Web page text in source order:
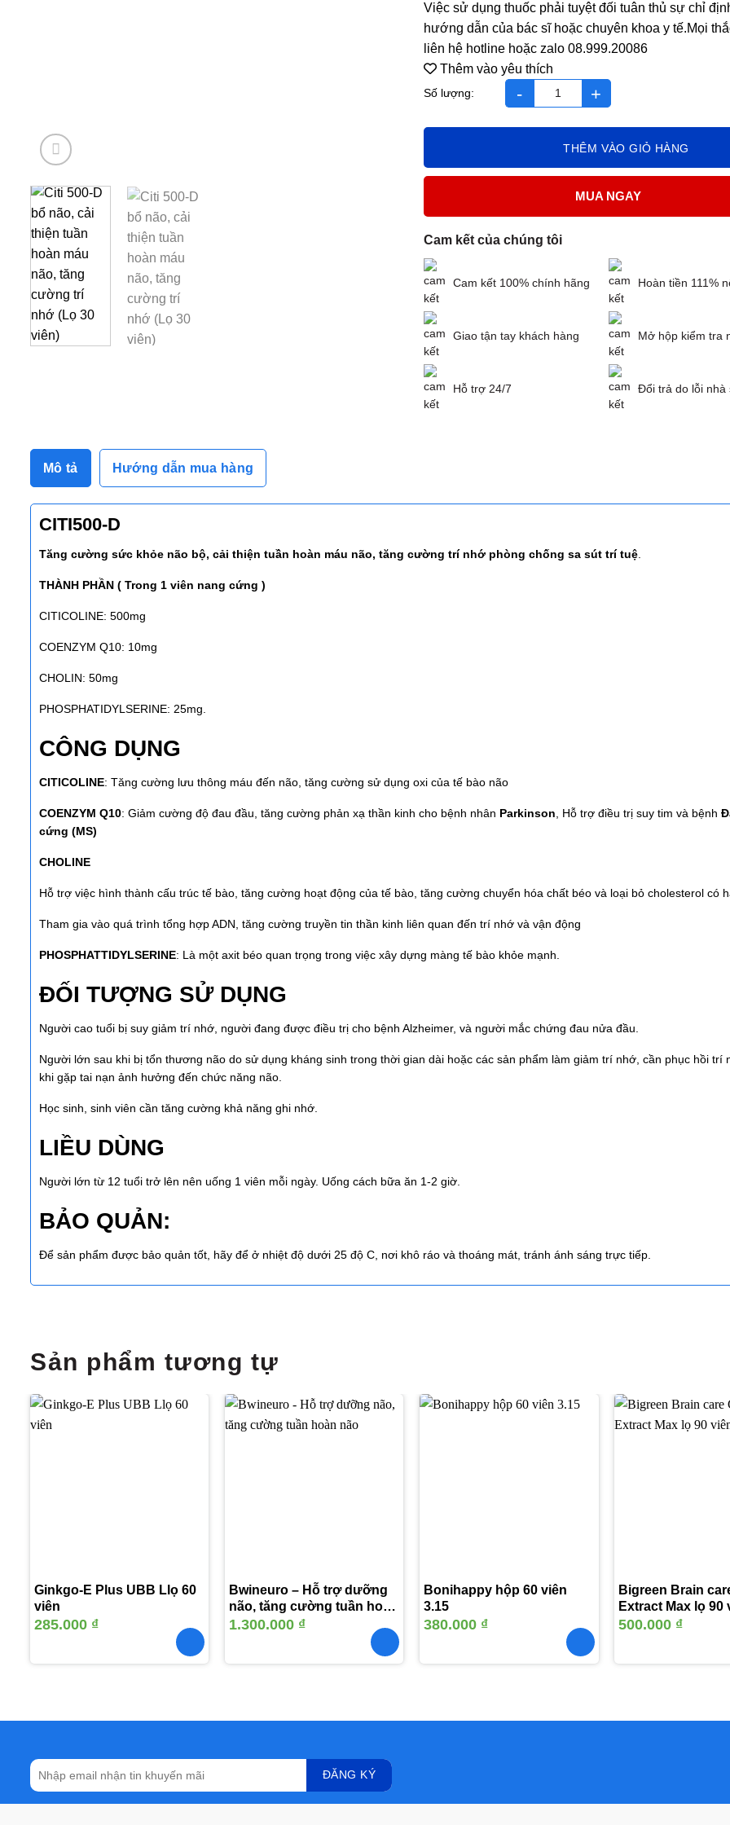
Citi 500-D bổ não, cải thiện tuần hoàn máu não,
THÊM VÀO GIỎ HÀNG
MUA NGAY
Việc sử dụng thuốc phải tuyệt đối tuân thủ sự chỉ
hướng dẫn của bác sĩ hoặc chuyên khoa y tế.Mọi
liên hệ hotline hoặc zalo 08.999.20086
Cam kết của chúng tôi
Cam kết 100% chính hãng Hoàn tiền 111%
Giao tận tay khách hàng Mở hộp kiểm tra
Hỗ trợ 24/7 Đổi trả do lỗi nhà
Thêm vào yêu thích
Mô tả Hướng dẫn mua hàng
CITI500-D
Tăng cường sức khỏe não bộ, cải thiện tuần hoàn máu não, tăng cường trí nhớ phòng chống sa sút trí tuệ
THÀNH PHẦN ( Trong 1 viên nang cứng )
CITICOLINE: 500mg
COENZYM Q10: 10mg
CHOLIN: 50mg
PHOSPHATIDYLSERINE: 25mg.
CÔNG DỤNG
CITICOLINE: Tăng cường lưu thông máu đến não, tăng cường sử dụng oxi của tế bào não
COENZYM Q10: Giảm cường độ đau đầu, tăng cường phản xạ thần kinh cho bệnh nhân Parkinson , Hỗ trợ điều trị suy tim và bệnh
cứng (MS)
CHOLINE
Hỗ trợ việc hình thành cấu trúc tế bào, tăng cường hoạt động của tế bào, tăng cường chuyển hóa chất béo và loại bỏ cholesterol có
Tham gia vào quá trình tổng hợp ADN, tăng cường truyền tin thần kinh liên quan đến trí nhớ và vận động
PHOSPHATTIDYLSERINE: Là một axit béo quan trọng trong việc xây dựng màng tế bào khỏe mạnh.
ĐỐI TƯỢNG SỬ DỤNG
Người cao tuổi bị suy giảm trí nhớ, người đang được điều trị cho bệnh Alzheimer, và người mắc chứng đau nửa đầu.
Người lớn sau khi bị tổn thương não do sử dụng kháng sinh trong thời gian dài hoặc các sản phẩm làm giảm trí nhớ, cần phục hồi trí
khi gặp tai nạn ảnh hưởng đến chức năng não.
Học sinh, sinh viên cần tăng cường khả năng ghi nhớ.
LIỀU DÙNG
Người lớn từ 12 tuổi trở lên nên uống 1 viên mỗi ngày. Uống cách bữa ăn 1-2 giờ.
BẢO QUẢN:
Để sản phẩm được bảo quản tốt, hãy để ở nhiệt độ dưới 25 độ C, nơi khô ráo và thoáng mát, tránh ánh sáng trực tiếp.
Sản phẩm tương tự
Ginkgo-E Plus UBB Llọ 60
viên
285.000 ₫
Bwineuro – Hỗ trợ dưỡng
não, tăng cường tuần hoàn
não
1.300.000 ₫
Bonihappy hộp 60 viên
3.15
380.000 ₫
Bigreen Brain
Extract Max lọ 90
500.000 ₫